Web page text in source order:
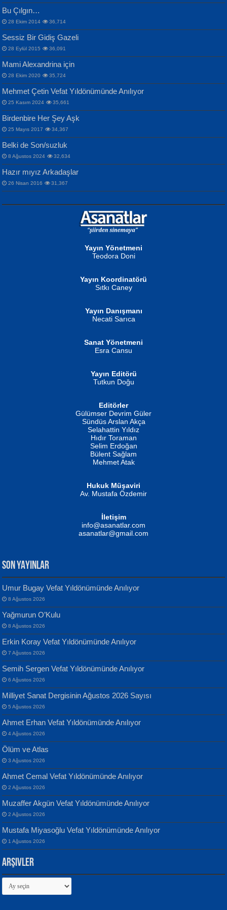
İPEK ACAR SERT
Gazze’nin Şecaati, Ümmetin İmtihanı...
MAHMUT GÜRBÜZ
İbrahim Olmak ve Bitirebilmek...
NURAN KÖSE BAYDAR
İSMAİL OKUTAN
Erkeklerin Kahrolması Ne Demektir
MUSTAFA KELOĞLU
Yarına İz Bırakmak...
ATİLLA ÖZEN
Sultan Olmadan Önce Eyüp...
EKREM KARABABA
Yaralı Şiir...
MEHMET ALİ BAL
Selahattin Yıldız
İdrakimle Üşürken...
Songül Özel
Mahzen...
Ben Deniz Değilim ki...
Evvel Zaman Tanrıçası...
Yılmaz Ekinci
Geceye Söylenen...
Banu Sancak
Defterimden İçeri...
İsmail Aydos
İnkisar...
Ekim Betül Uçar
ERDEM BAYAZIT
Sana, Bana, Vatanıma, Ülkemin
İnsanlarına Dair...
NAZIM HİKMET RAN
Bir Cezaevinde, Tecritteki Adamın
Mektupları...
Bu Çılgın…
28 Ekim 2014 36,714
Sessiz Bir Gidiş Gazeli
28 Eylül 2015 36,091
Mami Alexandrina için
28 Ekim 2020 35,724
Mehmet Çetin Vefat Yıldönümünde Anılıyor
25 Kasım 2024 35,661
Birdenbire Her Şey Aşk
25 Mayıs 2017 34,367
Belki de Son/suzluk
8 Ağustos 2024 32,634
Hazır mıyız Arkadaşlar
26 Nisan 2016 31,367
Yayın Yönetmeni
Teodora Doni
Yayın Koordinatörü
Sıtkı Caney
Yayın Danışmanı
Necati Sarıca
Sanat Yönetmeni
Esra Cansu
Yayın Editörü
Tutkun Doğu
Editörler
Gülümser Devrim Güler
Sündüs Arslan Akça
Selahattin Yıldız
Hıdır Toraman
Selim Erdoğan
Bülent Sağlam
Mehmet Atak
Hukuk Müşaviri
Av. Mustafa Özdemir
İletişim
info@asanatlar.com
asanatlar@gmail.com
SON YAYINLAR
Umur Bugay Vefat Yıldönümünde Anılıyor
8 Ağustos 2026
Yağmurun O’Kulu
8 Ağustos 2026
Erkin Koray Vefat Yıldönümünde Anılıyor
7 Ağustos 2026
Semih Sergen Vefat Yıldönümünde Anılıyor
6 Ağustos 2026
Milliyet Sanat Dergisinin Ağustos 2026 Sayısı
5 Ağustos 2026
Ahmet Erhan Vefat Yıldönümünde Anılıyor
4 Ağustos 2026
Ölüm ve Atlas
3 Ağustos 2026
Ahmet Cemal Vefat Yıldönümünde Anılıyor
2 Ağustos 2026
Muzaffer Akgün Vefat Yıldönümünde Anılıyor
2 Ağustos 2026
Mustafa Miyasoğlu Vefat Yıldönümünde Anılıyor
1 Ağustos 2026
Arşivler
Arşivler